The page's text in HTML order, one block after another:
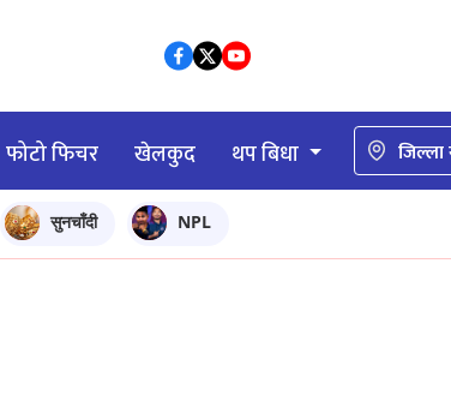
फोटो फिचर खेलकुद थप बिधा जिल्ला
सुनचाँदी NPL